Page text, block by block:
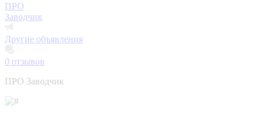
ПРО
Заводчик
Другие объявления
0 отзывов
ПРО Заводчик